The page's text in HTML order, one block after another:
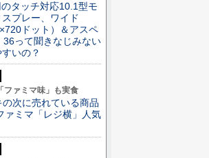
タッチ対応10.1型モ
プレー、ワイド
ドット）＆アスペ
36って聞きなじみない
いの？
ファミマ味」も実食
の次に売れている商品
ァミマ「レジ横」人気